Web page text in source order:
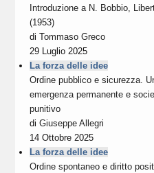
Introduzione a N. Bobbio,
(1953)
diTommaso Greco
29 Luglio 2025
La forza delle idee
Ordine pubblico e sicurezza.
emergenza permanente e
punitivo
diGiuseppe Allegri
14 Ottobre 2025
La forza delle idee
Ordine spontaneo e diritto